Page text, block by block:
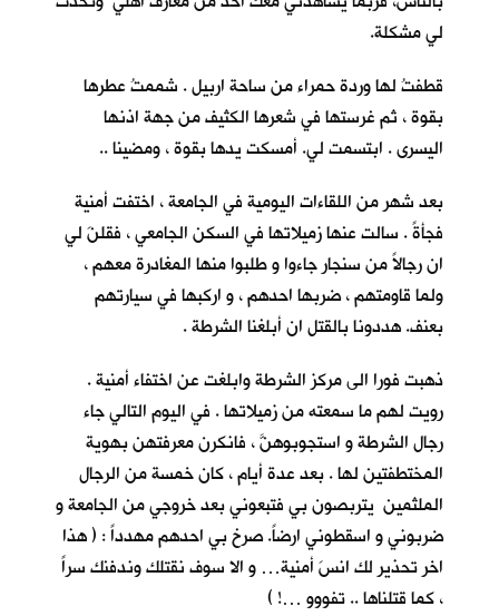
لي مشكلة.
قطفتُ لها وردة حمراء من ساحة اربيل . شممتُ عطرها
بقوة ، ثم غرستها في شعرها الكثيف من جهة اذنها
اليسرى . ابتسمت لي. أمسكت يدها بقوة ، ومضينا ..
بعد شهر من اللقاءات اليومية في الجامعة ، اختفت أمنية
فجأةً . سالت عنها زميلاتها في السكن الجامعي ، فقلنَ لي
ان رجالاً من سنجار جاءوا و طلبوا منها المغادرة معهم ،
ولما قاومتهم ، ضربها احدهم ، و اركبها في سيارتهم
بعنف. هددونا بالقتل ان أبلغنا الشرطة .
ذهبت فورا الى مركز الشرطة وابلغت عن اختفاء أمنية .
رويت لهم ما سمعته من زميلاتها . في اليوم التالي جاء
رجال الشرطة و استجوبوهنَّ ، فانكرن معرفتهن بهوية
المختطفتين لها . بعد عدة أيام ، كان خمسة من الرجال
الملثمين يتربصون بي فتبعوني بعد خروجي من الجامعة و
ضربوني و اسقطوني ارضاً. صرخ بي احدهم مهدداً : ( هذا
اخر تحذير لك انسَ أمنية… و الا سوف نقتلك وندفنك سراً
، كما قتلناها .. تفووو …! )